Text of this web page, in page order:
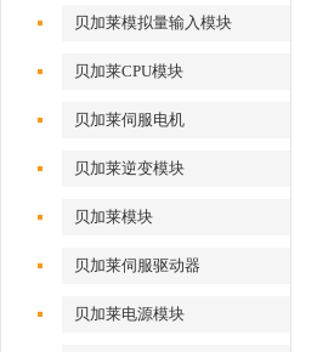
贝加莱模拟量输入模块
贝加莱CPU模块
贝加莱伺服电机
贝加莱逆变模块
贝加莱模块
贝加莱伺服驱动器
贝加莱电源模块